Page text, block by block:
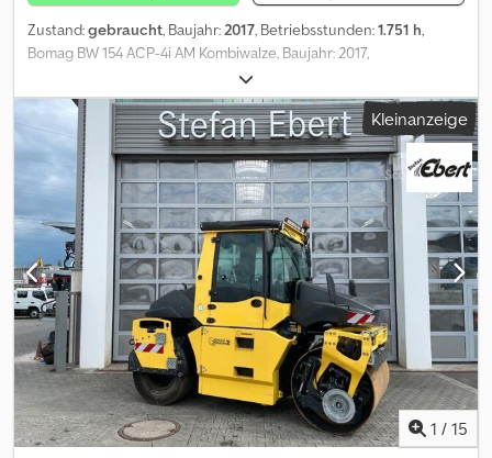
Zustand:gebraucht, Baujahr:2017, Betriebsstunden:1.751 h,
Bomag BW 154 ACP-4i AM Kombiwalze, Baujahr: 2017,
Betriebsstunden: nur 1.751h, Motor: Kubota[55,4kW/75PS], Asphalt
Manager 2, Asphaltschneide beidseitig, Gewicht: 7.400kg,
Glattbandbandage, guter Zustand, sofort Einsatzbereit, Auf
Wunsch unterbreiten wir Ihnen ein Leasing- oder
Finanzierungsangebot, Herr Mihm(Tel. betreut Sie gerne., Weitere
Informationen finden Sie auf unserer Homepage., Irrtümer und
Zwischenverkauf vorbehalten! Codpezq Tztjfx Af Rerf englisch:,
Bomag BW 154 ACP-4i AM combination roller, Year of manufacture:
2017, Operating hours: only 1.751h, Engine: Kubota [55.4 kW/75 PS],
Asphalt Manager 2, Asphalt cutter on both sides, Weight: 7.400 kg,
Smooth-surface drum, good condition, ready for immediate use,
Upon request, we will provide you with a leasing or financing
offer; Mr. Mihm (Tel. will be happy to assist you. Further information
can be found on our website. Subject to errors and prior sale!
Vermietung möglich = Weitere Informationen = Wenden Sie sich
an Tobias Ebert, um weitere Informationen zu erhalten.
Kleinanzeige
1 / 15